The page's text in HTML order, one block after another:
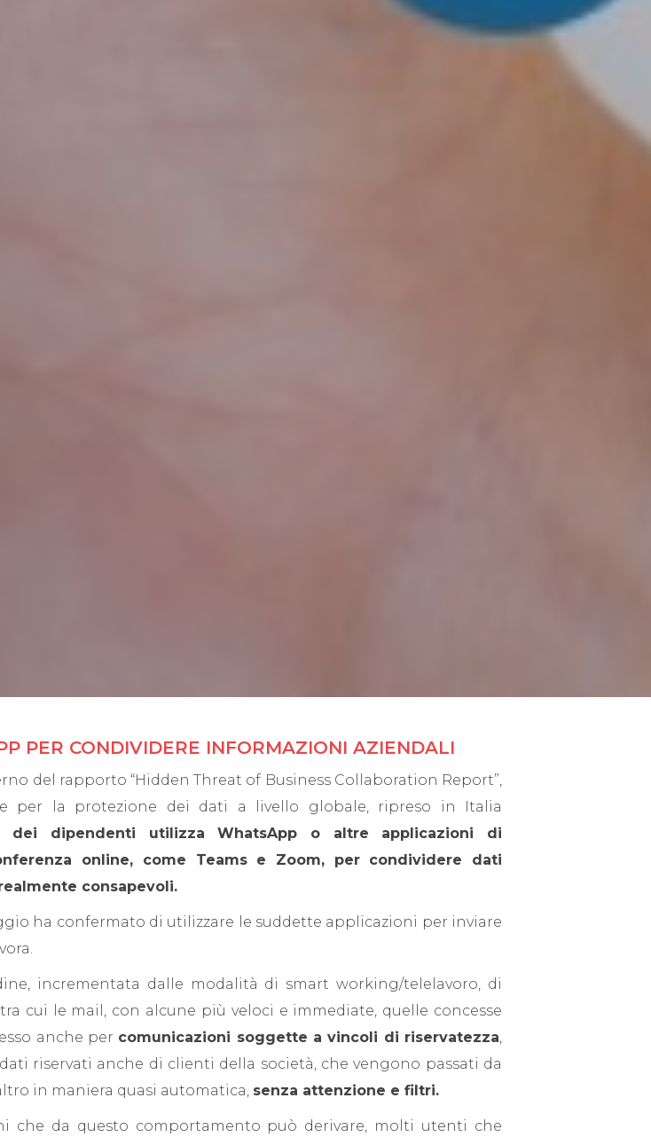
PER CONDIVIDERE INFORMAZIONI AZIENDALI
del rapporto “Hidden Threat of Business Collaboration Report”,
per la protezione dei dati a livello globale, ripreso in Italia
dipendenti utilizza WhatsApp o altre applicazioni di
online, come Teams e Zoom, per condividere dati
consapevoli.
ha confermato di utilizzare le suddette applicazioni per inviare
incrementata dalle modalità di smart working/telelavoro, di
cui le mail, con alcune più veloci e immediate, quelle concesse
anche per comunicazioni soggette a vincoli di riservatezza,
riservati anche di clienti della società, che vengono passati da
in maniera quasi automatica, senza attenzione e filtri.
che da questo comportamento può derivare, molti utenti che